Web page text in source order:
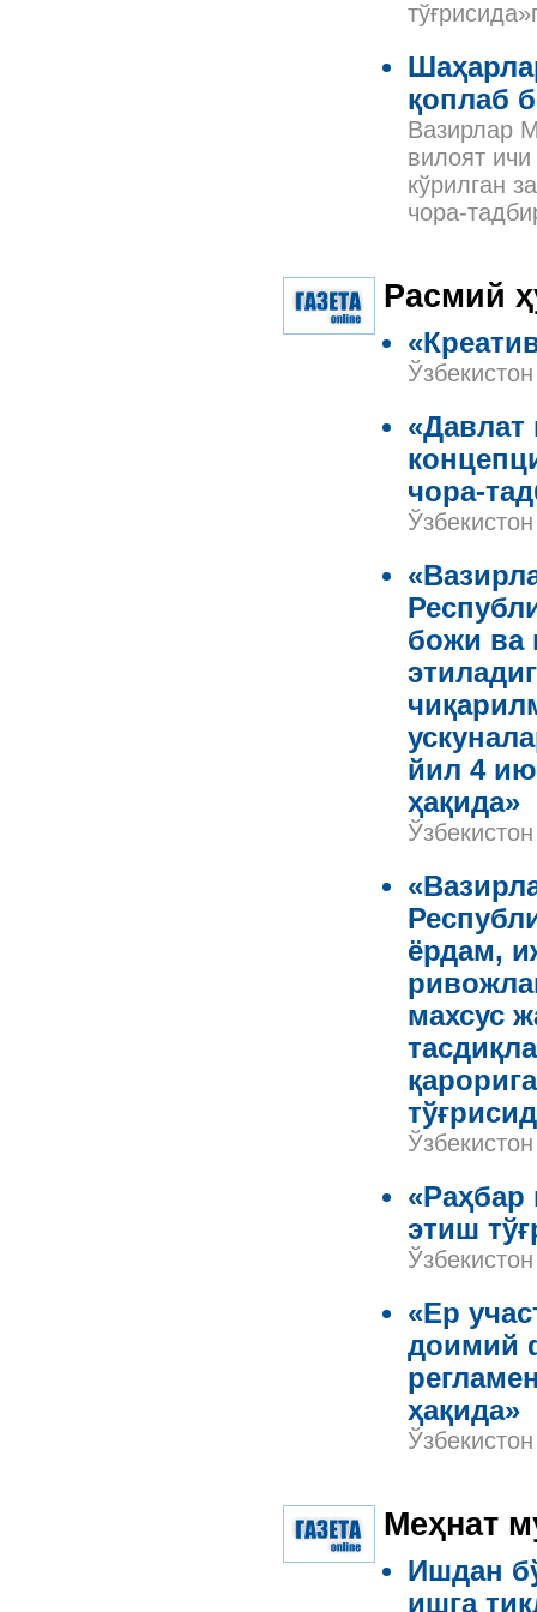
қоплаб
Вазирлар
вилоят
кўрилган
чора-
Расмий
чора-
божи ва
йил 4
ҳақида»
ёрдам,
махсус
«Раҳбар
этиш
«Ер
доимий
ҳақида»
Меҳнат
Ишдан
ишга